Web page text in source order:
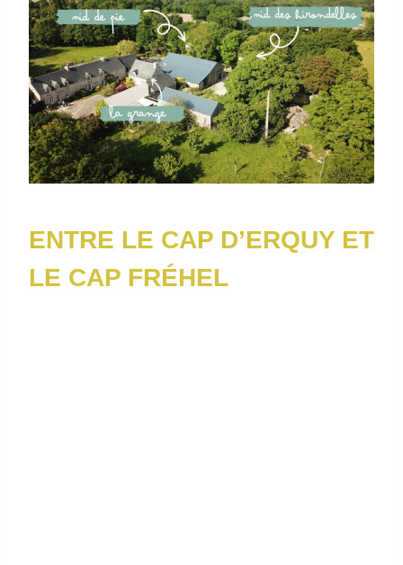
ENTRE LE CAP D’ERQUY ET
LE CAP FRÉHEL